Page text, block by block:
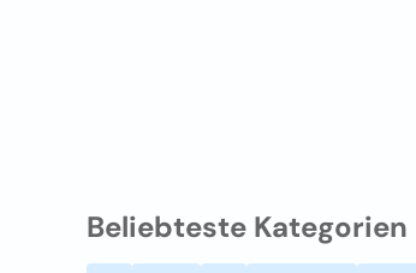
Beliebteste Kategorien